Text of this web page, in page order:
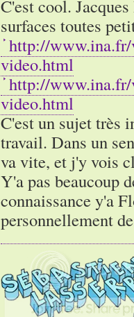
C'est cool.
surfaces toutes
http://www.ina.fr/
video.html
http://www.ina.fr/
video.html
C'est un sujet très
travail. Dans un
va vite, et j'y vois
Y'a pas beaucoup
connaissance y'a
personnellement